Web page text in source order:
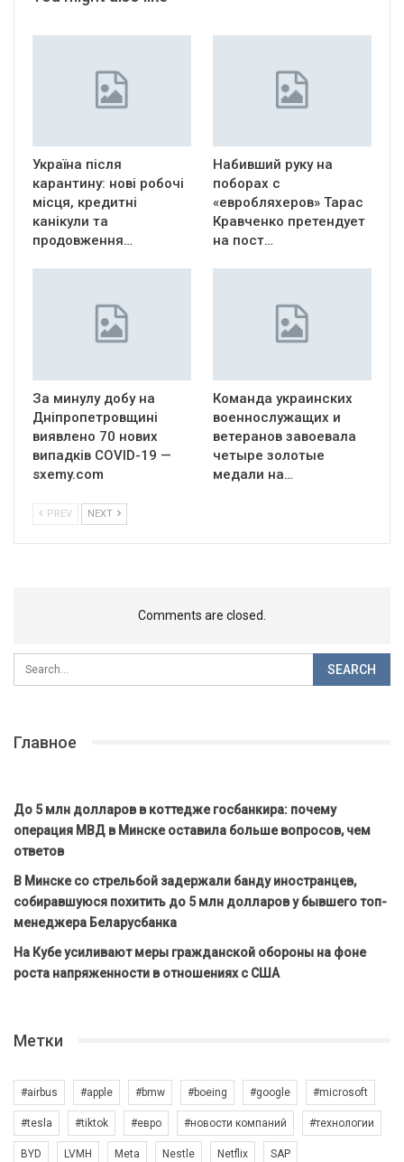
Україна після
карантину: нові робочі
місця, кредитні
канікули та
продовження…
Набивший руку на
поборах с
«евробляхеров» Тарас
Кравченко претендует
на пост…
За минулу добу на
Дніпропетровщині
виявлено 70 нових
випадків COVID-19 —
sxemy.com
Команда украинских
военнослужащих и
ветеранов завоевала
четыре золотые
медали на…
PREV NEXT
Comments are closed.
Главное
До 5 млн долларов в коттедже госбанкира: почему
операция МВД в Минске оставила больше вопросов, чем
ответов
В Минске со стрельбой задержали банду иностранцев,
собиравшуюся похитить до 5 млн долларов у бывшего топ-
менеджера Беларусбанка
На Кубе усиливают меры гражданской обороны на фоне
роста напряженности в отношениях с США
Метки
#airbus #apple #bmw #boeing #google #microsoft
#tesla #tiktok #евро #новости компаний #технологии
BYD LVMH Meta Nestle Netflix SAP